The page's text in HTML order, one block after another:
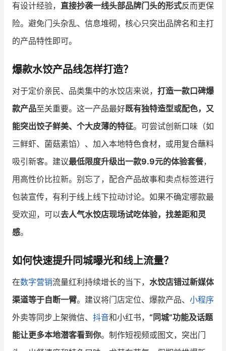
有设计经验， 直接抄袭一线头部品牌门头的形式反而更保
险。避免门头杂乱、信息堆砌，核心只突出品牌名和主打
的产品特性即可。
爆款水饺产品线怎样打造？
对于定价亲民、品类集中的水饺店来说， 打造一款口碑爆
款产品至关重要。这一产品最好既有独特造型或配色，又
能突出饺子鲜美、个大皮薄的特征。可尝试创新口味（如
三鲜虾、菌菇素馅）、加入本地特色食材，或用复合蘸料
吸引新客。建议最低限度升级出一款9.9元的体验套餐，
用高性价比拉新。别忘了，配合产品故事和卖点标签进行
包装宣传，有利于线上线下拉动讨论。如果不确定哪款最
受欢迎，可以去人气水饺店现场试吃体验，找差距和灵
感。
如何快速提升同城曝光和线上流量？
在数字营销流量红利持续增长的当下， 水饺店错过新媒体
渠道等于自断一臂。建议将门店定位、爆款产品、 小程序
外卖等同步上架微信、 抖音和小红书， “同城”功能及话题
能让更多本地潜客看到你。制作短视频或图文，突出门